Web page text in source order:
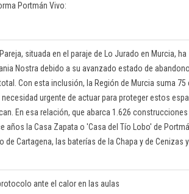
Portmán Vivo:
situada en el paraje de Lo Jurado en Murcia,
Nostra debido a su avanzado estado de
Con esta inclusión, la Región de Murcia suma
urgente de actuar para proteger estos
En esa relación, que abarca 1.626
años la Casa Zapata o 'Casa del Tío Lobo' de
de Cartagena, las baterías de la Chapa y de Cenizas
ante el calor en las aulas